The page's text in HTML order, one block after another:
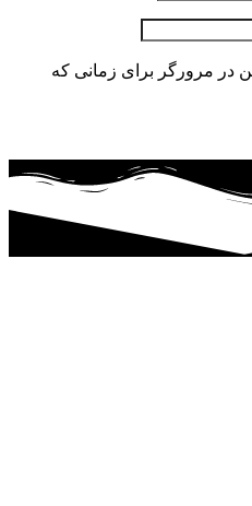
در مرورگر برای زمانی که